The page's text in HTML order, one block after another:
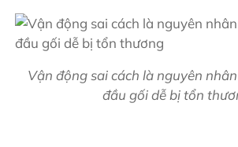
Vận động sai cách là nguyên
đầu gối dễ bị tổn